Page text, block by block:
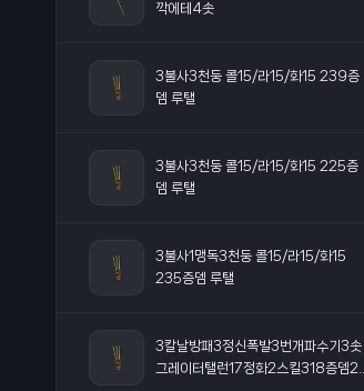
깍에테4솟
3불사3천둥 콜15/라15/화15 239증
뎀 루탤
3불사3천둥 콜15/라15/화15 225증
뎀 루탤
3불사1맹독3천둥 콜15/라15/화15
235증뎀 루탤
3칼날방패3정신폭발3번개파수기3솟
그레이터탤런17정화2스킬318증뎀23